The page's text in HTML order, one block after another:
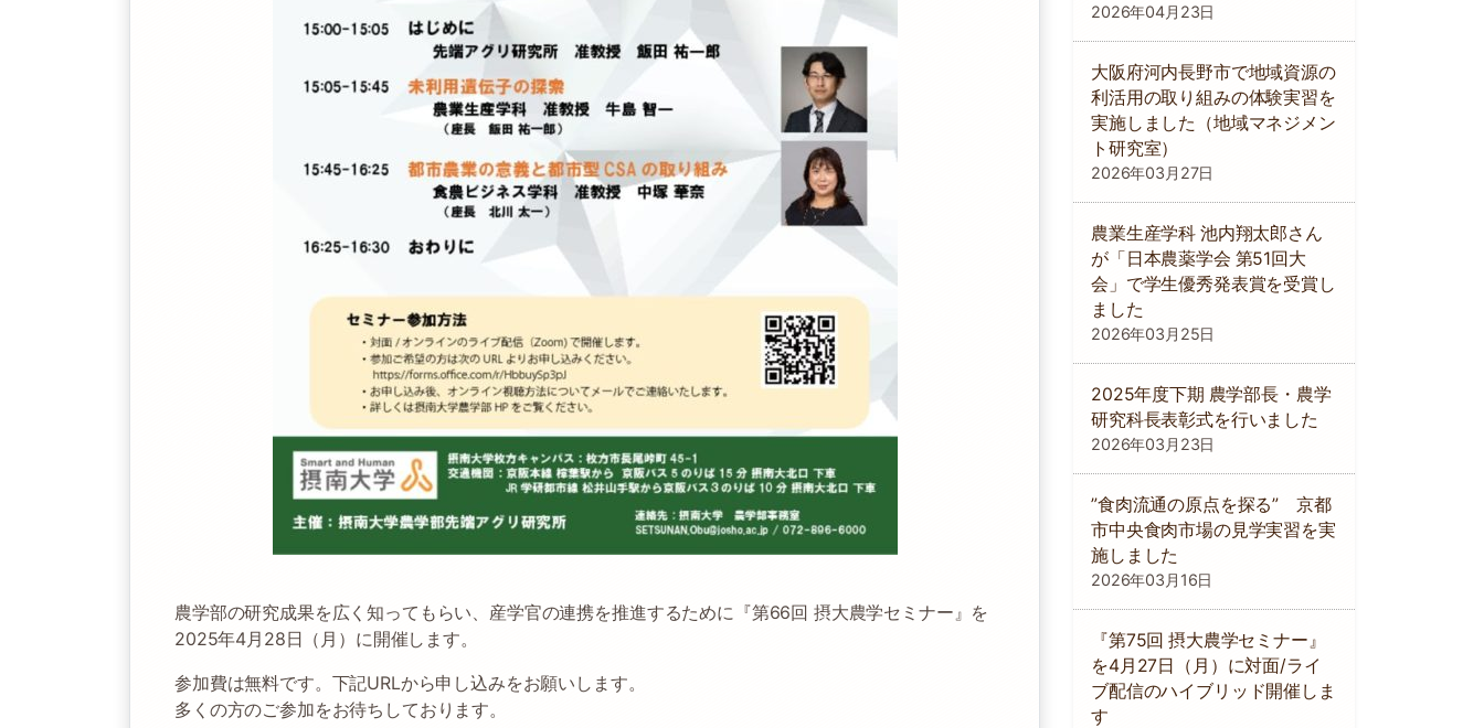
農学部の研究成果を広く知ってもらい、産学官の連携を推進するために『第66回 摂大農学セミナー』を
2025年4月28日（月）に開催します。
参加費は無料です。下記URLから申し込みをお願いします。
多くの方のご参加をお待ちしております。
2026年04月23日
大阪府河内長野市で地域資源の
利活用の取り組みの体験実習を
実施しました（地域マネジメン
ト研究室）
2026年03月27日
農業生産学科 池内翔太郎さん
が「日本農薬学会 第51回大
会」で学生優秀発表賞を受賞し
ました
2026年03月25日
2025年度下期 農学部長・農学
研究科長表彰式を行いました
2026年03月23日
”食肉流通の原点を探る” 京都
市中央食肉市場の見学実習を実
施しました
2026年03月16日
『第75回 摂大農学セミナー』
を4月27日（月）に対面/ライ
ブ配信のハイブリッド開催しま
す